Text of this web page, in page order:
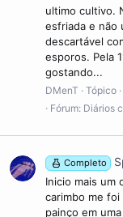
ultimo cultivo.
esfriada e não
descartável
esporos. Pela
gostando...
DMenT Tópico
Fórum: Diários
Completo
Inicio mais um
carimbo me foi
painço em